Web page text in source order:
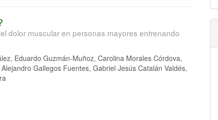
dolor muscular en personas mayores entrenando
Eduardo Guzmán-Muñoz, Carolina Morales Córdova,
Gallegos Fuentes, Gabriel Jesús Catalán Valdés,